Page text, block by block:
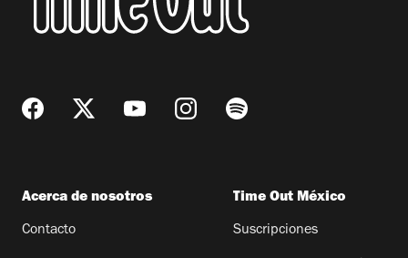
Acerca de nosotros
Contacto
Time Out México
Suscripciones